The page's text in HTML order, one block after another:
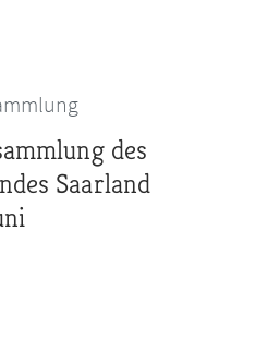
des
Saarland